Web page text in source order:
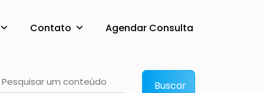
Contato Agendar Consulta
drogas o mais
Buscar